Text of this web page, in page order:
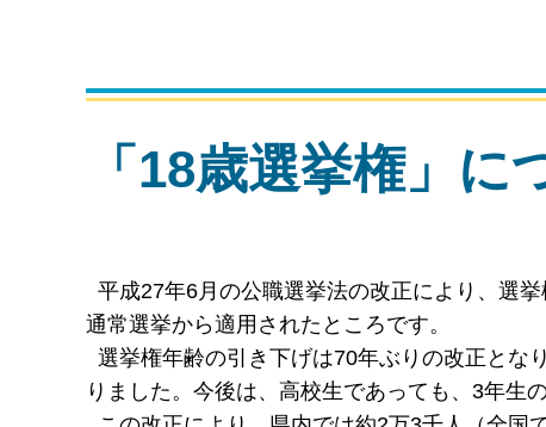
「18歳選挙権」に
平成27年6月の公職選挙法の改正により、選
通常選挙から適用されたところです。
選挙権年齢の引き下げは70年ぶりの改正とな
りました。今後は、高校生であっても、3年生